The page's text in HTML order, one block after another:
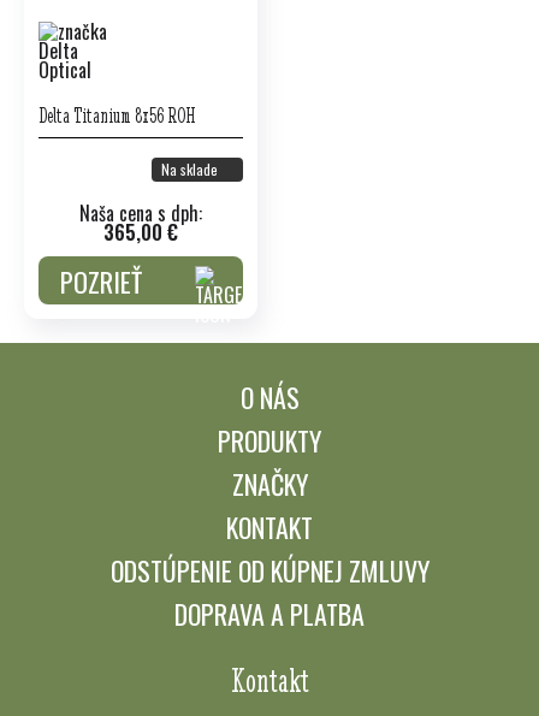
Delta Titanium 8x56 ROH
Na sklade
Naša cena s dph:
365,00 €
POZRIEŤ
O NÁS
PRODUKTY
ZNAČKY
KONTAKT
ODSTÚPENIE OD KÚPNEJ ZMLUVY
DOPRAVA A PLATBA
Kontakt